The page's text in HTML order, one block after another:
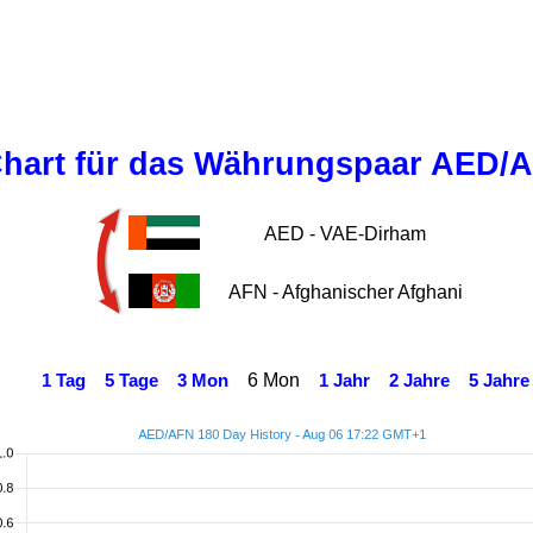
für das Währungspaar AED/
AED - VAE-Dirham
AFN - Afghanischer Afghani
1 Tag 5 Tage 3 Mon 6 Mon 1 Jahr 2 Jahre 5 Jahre